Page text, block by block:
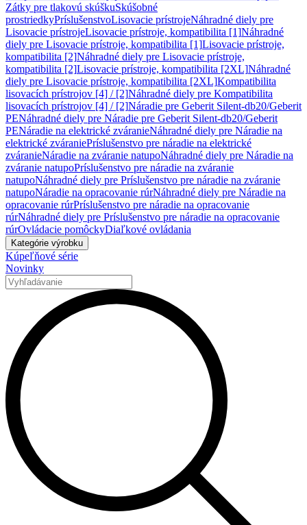
Zátky pre tlakovú skúškuSkúšobné
prostriedkyPríslušenstvoLisovacie prístrojeNáhradné diely pre
Lisovacie prístrojeLisovacie prístroje, kompatibilita [1]Náhradné
diely pre Lisovacie prístroje, kompatibilita [1]Lisovacie prístroje,
kompatibilita [2]Náhradné diely pre Lisovacie prístroje,
kompatibilita [2]Lisovacie prístroje, kompatibilita [2XL]Náhradné
diely pre Lisovacie prístroje, kompatibilita [2XL]Kompatibilita
lisovacích prístrojov [4] / [2]Náhradné diely pre Kompatibilita
lisovacích prístrojov [4] / [2]Náradie pre Geberit Silent-db20/Geberit
PENáhradné diely pre Náradie pre Geberit Silent-db20/Geberit
PENáradie na elektrické zváranieNáhradné diely pre Náradie na
elektrické zváraniePríslušenstvo pre náradie na elektrické
zváranieNáradie na zváranie natupoNáhradné diely pre Náradie na
zváranie natupoPríslušenstvo pre náradie na zváranie
natupoNáhradné diely pre Príslušenstvo pre náradie na zváranie
natupoNáradie na opracovanie rúrNáhradné diely pre Náradie na
opracovanie rúrPríslušenstvo pre náradie na opracovanie
rúrNáhradné diely pre Príslušenstvo pre náradie na opracovanie
rúrOvládacie pomôckyDiaľkové ovládania
Kategórie výrobku
Kúpeľňové série
Novinky